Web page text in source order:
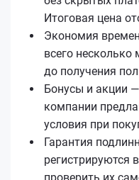
Итоговая цена
Экономия
всего несколько
до получения
Бонусы и акции
компании
условия при
Гарантия
регистрируются